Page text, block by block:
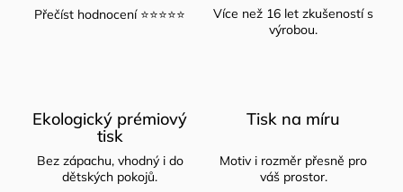
Přečíst hodnocení ⭐⭐⭐⭐⭐
Více než 16 let zkušeností s
výrobou.
Ekologický prémiový
tisk
Bez zápachu, vhodný i do
dětských pokojů.
Tisk na míru
Motiv i rozměr přesně pro
váš prostor.